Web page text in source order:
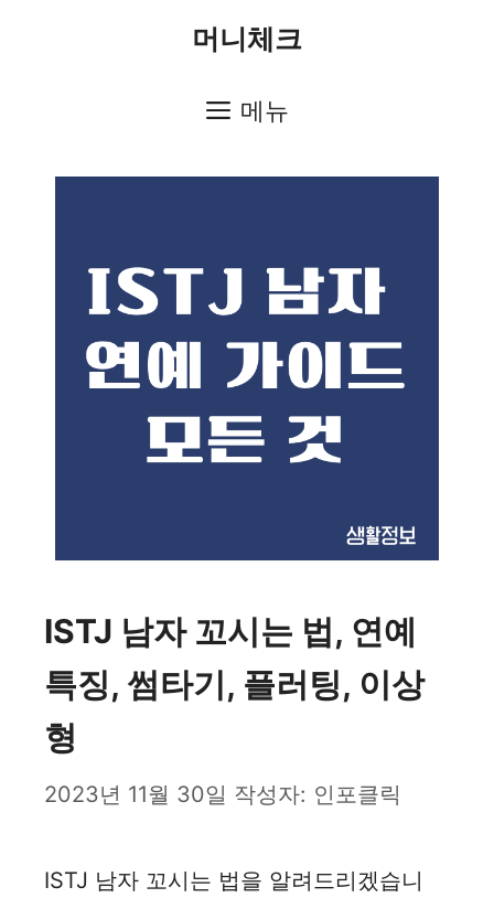
머니체크
메뉴
ISTJ 남자 꼬시는 법, 연예
특징, 썸타기, 플러팅, 이상
형
2023년 11월 30일 작성자: 인포클릭
ISTJ 남자 꼬시는 법을 알려드리겠습니